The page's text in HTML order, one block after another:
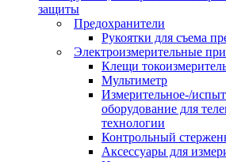
защиты
Предохранители
Рукоятки для съема
Электроизмерительные
Клещи
Мультиметр
Измерительное-/
оборудование для
технологии
Контрольный
Аксессуары для